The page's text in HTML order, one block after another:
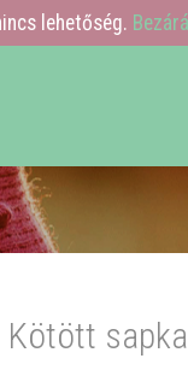
lehetőség.
Kötött